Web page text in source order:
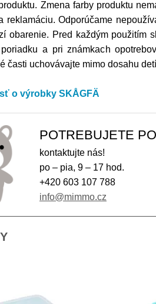
Zmena farby produktu
reklamáciu. Odporúčame
obarenie. Pred každým použitím
a pri známkach
časti uchovávajte mimo dosahu
o výrobky SKÅGFÄ
POTREBUJETE
kontaktujte nás!
po – pia, 9 – 17 hod.
+420 603 107 788
info@mimmo.cz